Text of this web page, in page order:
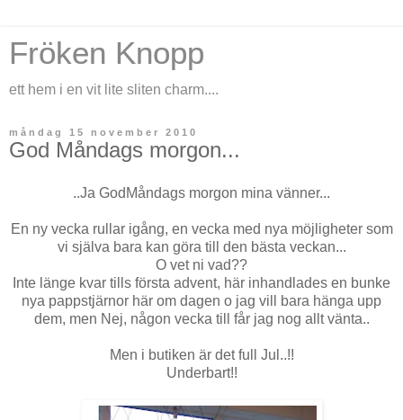
Fröken Knopp
ett hem i en vit lite sliten charm....
måndag 15 november 2010
God Måndags morgon...
..Ja GodMåndags morgon mina vänner...
En ny vecka rullar igång, en vecka med nya möjligheter som
vi själva bara kan göra till den bästa veckan...
O vet ni vad??
Inte länge kvar tills första advent, här inhandlades en bunke
nya pappstjärnor här om dagen o jag vill bara hänga upp
dem, men Nej, någon vecka till får jag nog allt vänta..
Men i butiken är det full Jul..!!
Underbart!!